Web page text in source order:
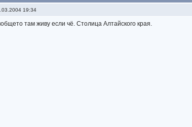
19:34
там живу если чё. Столица Алтайского края.